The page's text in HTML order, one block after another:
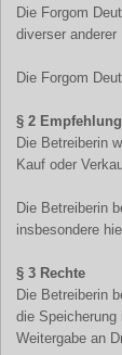
Die Forgom
diverser
Die Forgom
§ 2 Empfehlung
Die Betreiberin
Kauf oder
Die Betreiberin
insbesondere
§ 3 Rechte
Die Betreiberin
die Speicherung
Weitergabe an